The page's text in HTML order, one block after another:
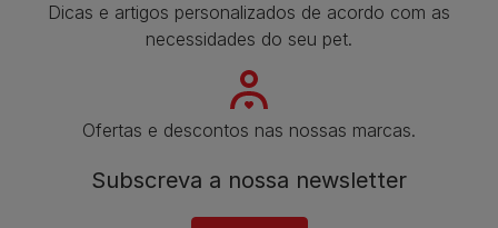
Dicas e artigos personalizados de acordo com as
necessidades do seu pet.
Ofertas e descontos nas nossas marcas.
Subscreva a nossa newsletter​